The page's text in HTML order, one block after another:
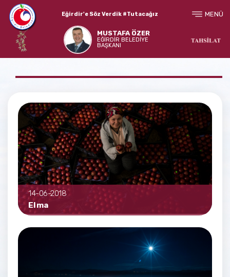
Eğirdir'e Söz Verdik #Tutacağız
MUSTAFA ÖZER
EĞİRDİR BELEDİYE
BAŞKANI
MENÜ
14-06-2018
Elma